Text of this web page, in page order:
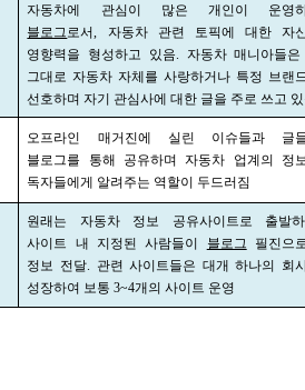
자동차에 관심이 많은 개인이 운영
블로그로서, 자동차 관련 토픽에 대한 자
영향력을 형성하고 있음. 자동차 매니아들
그대로 자동차 자체를 사랑하거나 특정 브랜
선호하며 자기 관심사에 대한 글을 주로 쓰고
오프라인 매거진에 실린 이슈들과 글
블로그를 통해 공유하며 자동차 업계의 정
독자들에게 알려주는 역할이 두드러짐
원래는 자동차 정보 공유사이트로 출발
사이트 내 지정된 사람들이 블로그
필진으
정보 전달. 관련 사이트들은 대개 하나의 회
성장하여 보통 3~4개의 사이트 운영